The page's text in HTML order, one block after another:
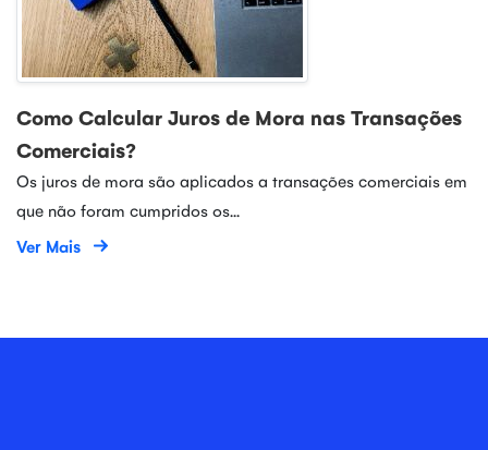
Como Calcular Juros de Mora nas Transações
Comerciais?
Os juros de mora são aplicados a transações comerciais em
que não foram cumpridos os...
Ver Mais